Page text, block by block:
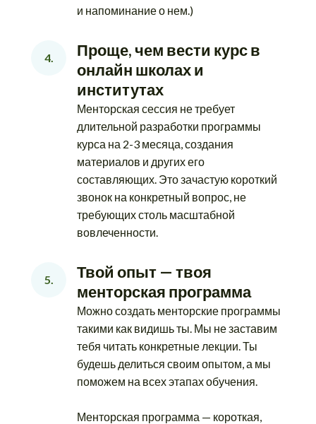
и напоминание о нем.)
4.
Проще, чем вести курс в
онлайн школах и
институтах
Менторская сессия не требует
длительной разработки программы
курса на 2-3 месяца, создания
материалов и других его
составляющих. Это зачастую короткий
звонок на конкретный вопрос, не
требующих столь масштабной
вовлеченности.
5.
Твой опыт — твоя
менторская программа
Можно создать менторские программы
такими как видишь ты. Мы не заставим
тебя читать конкретные лекции. Ты
будешь делиться своим опытом, а мы
поможем на всех этапах обучения.
Менторская программа — короткая,